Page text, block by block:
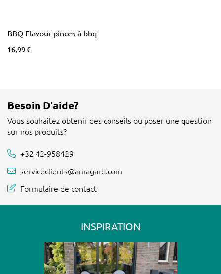
BBQ Flavour pinces à bbq
16,99 €
Besoin D'aide?
Vous souhaitez obtenir des conseils ou poser une question
sur nos produits?
+32 42-958429
serviceclients@amagard.com
Formulaire de contact
INSPIRATION